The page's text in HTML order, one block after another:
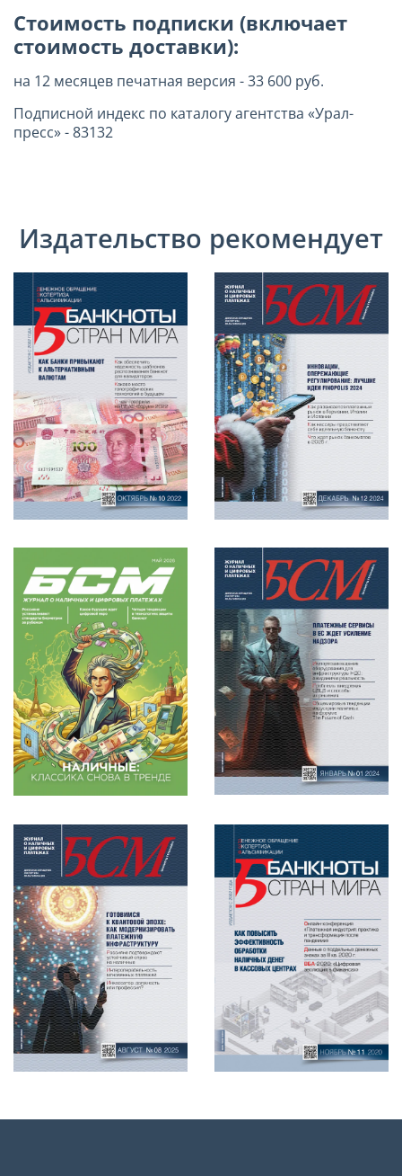
Стоимость подписки (включает
стоимость доставки):
на 12 месяцев печатная версия - 33 600 руб.
Подписной индекс по каталогу агентства «Урал-
пресс» - 83132
Издательство рекомендует